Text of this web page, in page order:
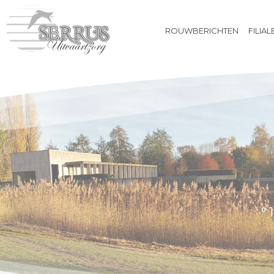
ROUWBERICHTEN
UITVAARTVERZEKERING
VOORAFREGELING
WEBSHOP
CONTACT
ROUWBERICHTEN
°